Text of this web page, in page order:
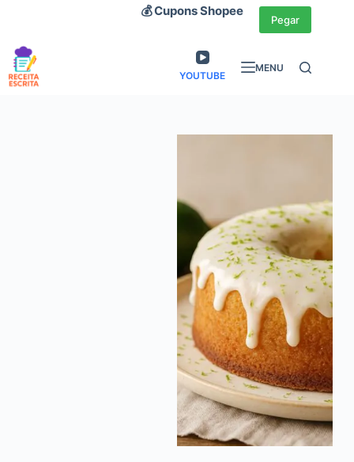
conteúdo
💰 Cupons Shopee
Pegar
YOUTUBE
MENU